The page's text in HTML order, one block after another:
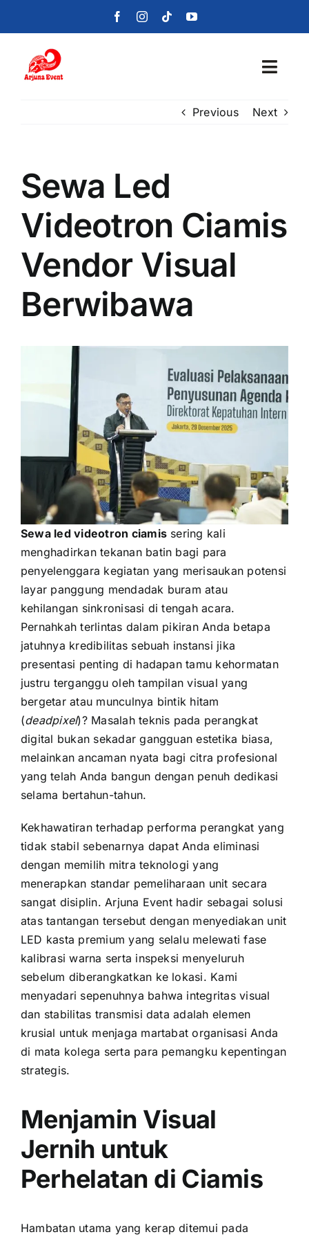
Beranda
Portofolio
Blog
PRICELIST
Hubungi Kami
Previous Next
Sewa Led
Videotron Ciamis
Vendor Visual
Berwibawa
Sewa led videotron ciamis sering kali
menghadirkan tekanan batin bagi para
penyelenggara kegiatan yang merisaukan potensi
layar panggung mendadak buram atau
kehilangan sinkronisasi di tengah acara.
Pernahkah terlintas dalam pikiran Anda betapa
jatuhnya kredibilitas sebuah instansi jika
presentasi penting di hadapan tamu kehormatan
justru terganggu oleh tampilan visual yang
bergetar atau munculnya bintik hitam
(deadpixel)? Masalah teknis pada perangkat
digital bukan sekadar gangguan estetika biasa,
melainkan ancaman nyata bagi citra profesional
yang telah Anda bangun dengan penuh dedikasi
selama bertahun-tahun.
Kekhawatiran terhadap performa perangkat yang
tidak stabil sebenarnya dapat Anda eliminasi
dengan memilih mitra teknologi yang
menerapkan standar pemeliharaan unit secara
sangat disiplin. Arjuna Event hadir sebagai solusi
atas tantangan tersebut dengan menyediakan unit
LED kasta premium yang selalu melewati fase
kalibrasi warna serta inspeksi menyeluruh
sebelum diberangkatkan ke lokasi. Kami
menyadari sepenuhnya bahwa integritas visual
dan stabilitas transmisi data adalah elemen
krusial untuk menjaga martabat organisasi Anda
di mata kolega serta para pemangku kepentingan
strategis.
Menjamin Visual
Jernih untuk
Perhelatan di Ciamis
Hambatan utama yang kerap ditemui pada